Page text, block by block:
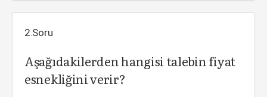
2.Soru
Aşağıdakilerden hangisi talebin fiyat
esnekliğini verir?